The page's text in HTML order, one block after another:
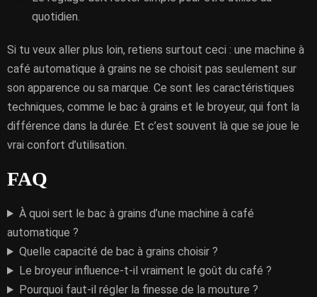
quotidien.
Si tu veux aller plus loin, retiens surtout ceci : une machine à
café automatique à grains ne se choisit pas seulement sur
son apparence ou sa marque. Ce sont les caractéristiques
techniques, comme le bac à grains et le broyeur, qui font la
différence dans la durée. Et c’est souvent là que se joue le
vrai confort d’utilisation.
FAQ
À quoi sert le bac à grains d’une machine à café
automatique ?
Quelle capacité de bac à grains choisir ?
Le broyeur influence-t-il vraiment le goût du café ?
Pourquoi faut-il régler la finesse de la mouture ?